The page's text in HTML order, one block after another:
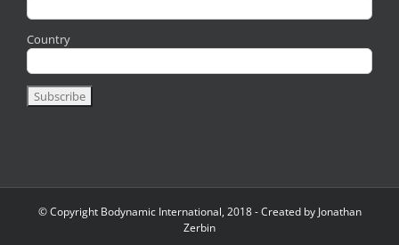
Country
© Copyright Bodynamic International, 2018 - Created by Jonathan
Zerbin